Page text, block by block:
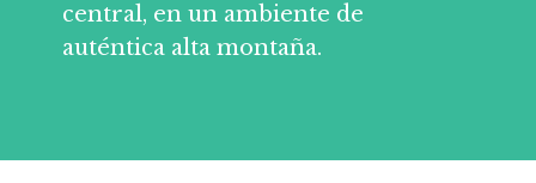
central, en un ambiente de
auténtica alta montaña.